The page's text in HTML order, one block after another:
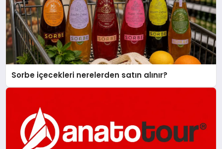
Sorbe içecekleri nerelerden satın alınır?